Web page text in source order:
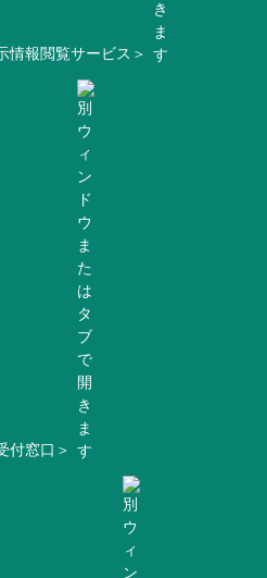
情報閲覧サービス＞
付窓口＞